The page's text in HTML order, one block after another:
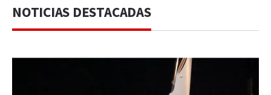
NOTICIAS DESTACADAS